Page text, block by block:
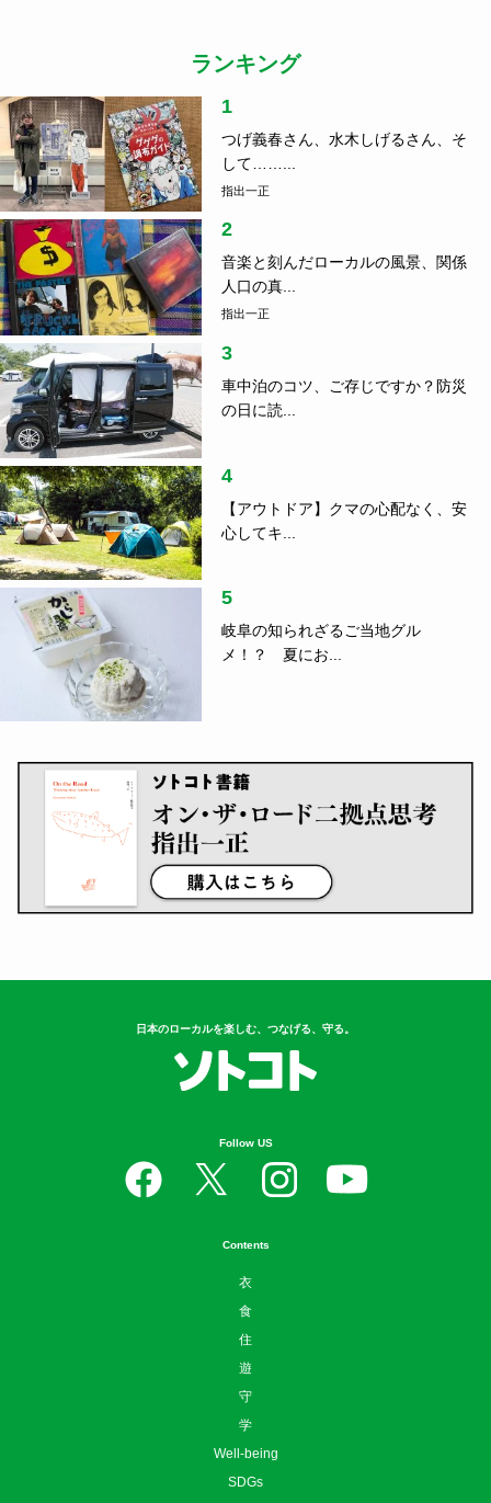
ランキング
1
つげ義春さん、水木しげるさん、そ
して……...
指出一正
2
音楽と刻んだローカルの風景、関係
人口の真...
指出一正
3
車中泊のコツ、ご存じですか？防災
の日に読...
4
【アウトドア】クマの心配なく、安
心してキ...
5
岐阜の知られざるご当地グル
メ！？ 夏にお...
日本のローカルを楽しむ、つなげる、守る。
Follow US
Contents
衣
食
住
遊
守
学
Well-being
SDGs